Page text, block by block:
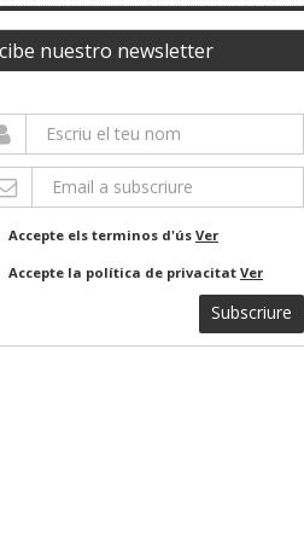
nuestro newsletter
Accepte els terminos d'ús Ver
Accepte la política de privacitat Ver
Subscriure